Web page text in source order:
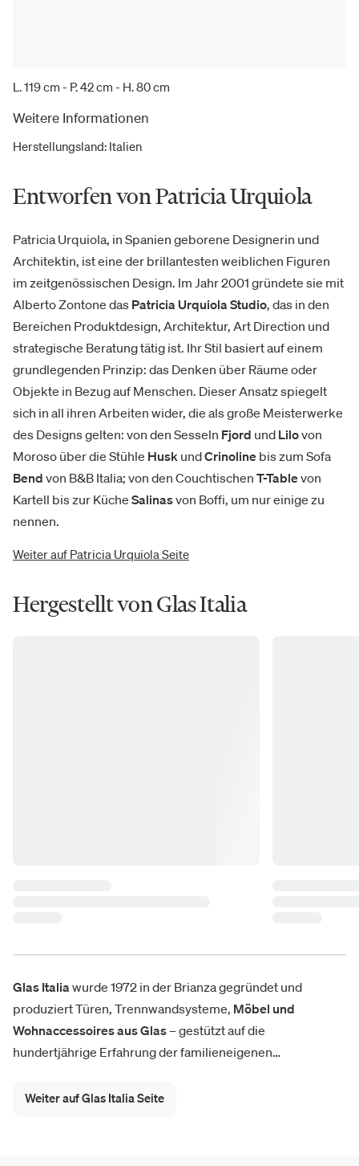
L. 119 cm - P. 42 cm - H. 80 cm
Weitere Informationen
Herstellungsland: Italien
Entworfen von Patricia Urquiola
Patricia Urquiola, in Spanien geborene Designerin und
Architektin, ist eine der brillantesten weiblichen Figuren
im zeitgenössischen Design. Im Jahr 2001 gründete sie mit
Alberto Zontone das Patricia Urquiola Studio, das in den
Bereichen Produktdesign, Architektur, Art Direction und
strategische Beratung tätig ist. Ihr Stil basiert auf einem
grundlegenden Prinzip: das Denken über Räume oder
Objekte in Bezug auf Menschen. Dieser Ansatz spiegelt
sich in all ihren Arbeiten wider, die als große Meisterwerke
des Designs gelten: von den Sesseln Fjord und Lilovon
Moroso über die Stühle Husk undCrinoline bis zum Sofa
Bend von B&B Italia; von den Couchtischen T-Tablevon
Kartell bis zur Küche Salinasvon Boffi, um nur einige zu
nennen.
Weiter auf Patricia Urquiola Seite
Hergestellt von Glas Italia
Glas Italiawurde 1972 in der Brianza gegründet und
produziert Türen, Trennwandsysteme, Möbel und
Wohnaccessoires aus Glas– gestützt auf die
hundertjährige Erfahrung der familieneigenen
Shimmer,LiquefyundBisel
Weiter auf Glas Italia Seite